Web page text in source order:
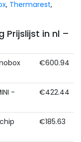
, Thermarest,
Prijslijst in nl –
€600.94
-
€422.44
€185.63